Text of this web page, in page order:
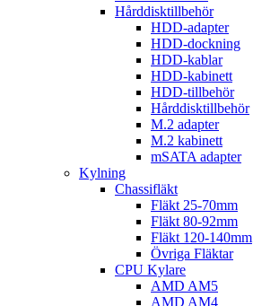
Hårddisktillbehör
HDD-adapter
HDD-dockning
HDD-kablar
HDD-kabinett
HDD-tillbehör
Hårddisktillbehör
M.2 adapter
M.2 kabinett
mSATA adapter
Kylning
Chassifläkt
Fläkt 25-70mm
Fläkt 80-92mm
Fläkt 120-140mm
Övriga Fläktar
CPU Kylare
AMD AM5
AMD AM4